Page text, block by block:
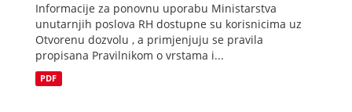
Informacije za ponovnu uporabu Ministarstva
unutarnjih poslova RH dostupne su korisnicima uz
Otvorenu dozvolu , a primjenjuju se pravila
propisana Pravilnikom o vrstama i...
PDF